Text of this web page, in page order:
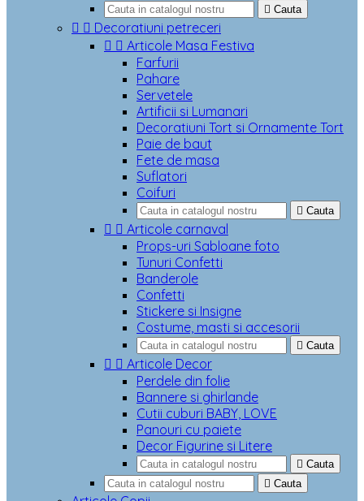
 Cauta
  Decoratiuni petreceri
  Articole Masa Festiva
Farfurii
Pahare
Servetele
Artificii si Lumanari
Decoratiuni Tort si Ornamente Tort
Paie de baut
Fete de masa
Suflatori
Coifuri
 Cauta
  Articole carnaval
Props-uri Sabloane foto
Tunuri Confetti
Banderole
Confetti
Stickere si Insigne
Costume, masti si accesorii
 Cauta
  Articole Decor
Perdele din folie
Bannere si ghirlande
Cutii cuburi BABY, LOVE
Panouri cu paiete
Decor Figurine si Litere
 Cauta
 Cauta